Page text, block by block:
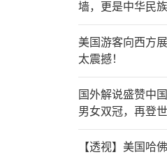
墙，更是中华民
美国游客向西方
太震撼！
国外解说盛赞中
男女双冠，再登世
【透视】美国哈